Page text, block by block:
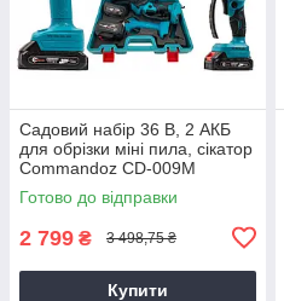
Садовий набір 36 В, 2 АКБ
для обрізки міні пила, сікатор
Commandoz CD-009M
Готово до відправки
2 799 ₴ 3 498,75 ₴
Купити